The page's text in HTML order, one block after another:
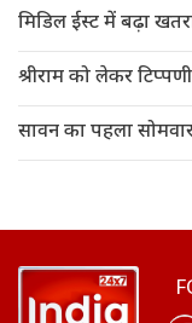
मिडिल ईस्ट में बढ़ा
श्रीराम को लेकर
सावन का पहला